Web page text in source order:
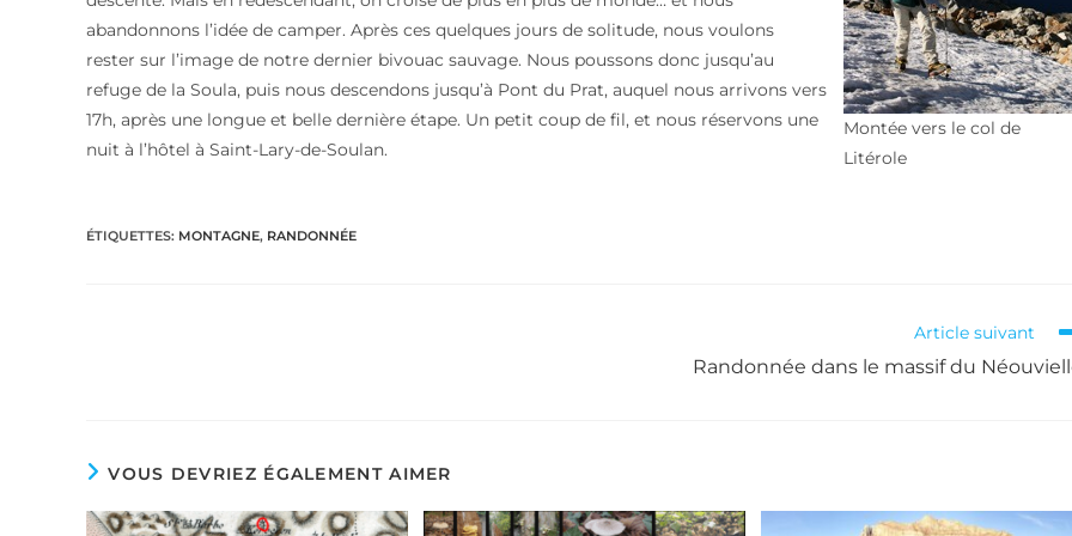
Montée vers le col de
Litérole
abandonnons l’idée de camper. Après ces quelques jours de solitude, nous voulons
rester sur l’image de notre dernier bivouac sauvage. Nous poussons donc jusqu’au
refuge de la Soula, puis nous descendons jusqu’à Pont du Prat, auquel nous arrivons vers
17h, après une longue et belle dernière étape. Un petit coup de fil, et nous réservons une
nuit à l’hôtel à Saint-Lary-de-Soulan.
ÉTIQUETTES: MONTAGNE, RANDONNÉE
Article suivant
Randonnée dans le massif du
VOUS DEVRIEZ ÉGALEMENT AIMER